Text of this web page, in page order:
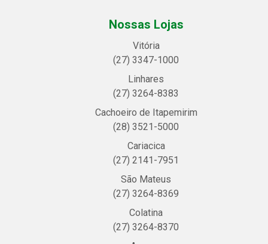
Nossas Lojas
Vitória
(27) 3347-1000
Linhares
(27) 3264-8383
Cachoeiro de Itapemirim
(28) 3521-5000
Cariacica
(27) 2141-7951
São Mateus
(27) 3264-8369
Colatina
(27) 3264-8370